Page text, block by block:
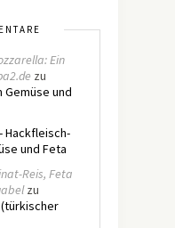
Ein
zu
und
Hackfleisch-
und Feta
Reis, Feta
zu